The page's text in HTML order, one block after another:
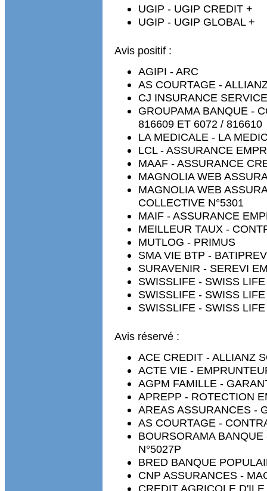
UGIP - UGIP CREDIT +
UGIP - UGIP GLOBAL +
Avis positif :
AGIPI - ARC
AS COURTAGE -
CJ INSURANCE
GROUPAMA BANQUE -
816609 ET 6072 / 816610
LA MEDICALE - LA
LCL - ASSURANCE
MAAF - ASSURANCE
MAGNOLIA WEB
MAGNOLIA WEB
COLLECTIVE N°5301
MAIF - ASSURANCE
MEILLEUR TAUX -
MUTLOG - PRIMUS
SMA VIE BTP -
SURAVENIR - SEREVI
SWISSLIFE - SWISS
SWISSLIFE - SWISS
SWISSLIFE - SWISS
Avis réservé :
ACE CREDIT - ALLIANZ
ACTE VIE -
AGPM FAMILLE -
APREPP - ROTECTION
AREAS ASSURANCES -
AS COURTAGE -
BOURSORAMA
N°5027P
BRED BANQUE
CNP ASSURANCES -
CREDIT AGRICOLE